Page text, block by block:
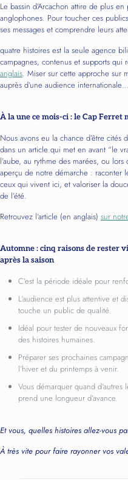
Le bassin d’Arcachon attire de plus
anglophones. Pour toucher ces
ses messages et comprendre leurs
quatre histoires est la seule agence
campagnes, contenus et supports qui
anglais. Miser sur cette approche sur
auprès d’une audience
À la une ce mois-ci : le Cap Ferret
Nous avons eu la chance d’être cités
dans un article qui met en avant “le
l’aube, au rythme des marées, ou
aperçu de notre démarche : raconter
ceux qui vivent ici, et valoriser la
de l’été.
Retrouvez l’article (en anglais) sur
Automne : cinq raisons de rester
après la saison
C’est la période idéale pour
L’audience est plus attentive et
touche un public de qualité.
Idéal pour tester de nouveaux
des histoires humaines.
Préparer ses prochaines
l’hiver et du printemps à venir.
Vous démarquer quand d’autres
prend une longueur d’avance.
Et vous, quelles histoires allez-vous
À très vite pour faire rayonner vos